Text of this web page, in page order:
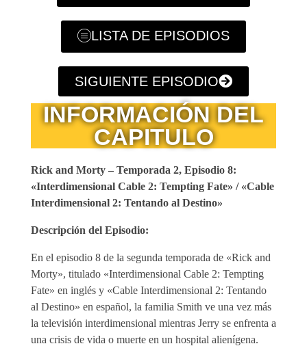
LISTA DE EPISODIOS
SIGUIENTE EPISODIO
INFORMACIÓN DEL
CAPITULO
Rick and Morty – Temporada 2, Episodio 8:
«Interdimensional Cable 2: Tempting Fate» / «Cable
Interdimensional 2: Tentando al Destino»
Descripción del Episodio:
En el episodio 8 de la segunda temporada de «Rick and
Morty», titulado «Interdimensional Cable 2: Tempting
Fate» en inglés y «Cable Interdimensional 2: Tentando
al Destino» en español, la familia Smith ve una vez más
la televisión interdimensional mientras Jerry se enfrenta a
una crisis de vida o muerte en un hospital alienígena.